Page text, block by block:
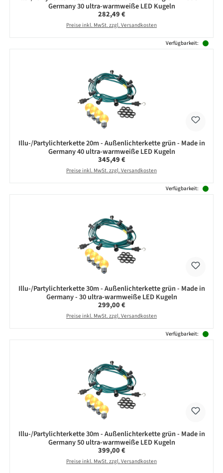
Germany 30 ultra-warmweiße LED Kugeln
Regulärer Preis:
282,49 €
Preise inkl. MwSt. zzgl. Versandkosten
Verfügbarkeit:
Illu-/Partylichterkette 20m - Außenlichterkette grün - Made in
Germany 40 ultra-warmweiße LED Kugeln
Regulärer Preis:
345,49 €
Preise inkl. MwSt. zzgl. Versandkosten
Verfügbarkeit:
Illu-/Partylichterkette 30m - Außenlichterkette grün - Made in
Germany - 30 ultra-warmweiße LED Kugeln
Regulärer Preis:
299,00 €
Preise inkl. MwSt. zzgl. Versandkosten
Verfügbarkeit:
Illu-/Partylichterkette 30m - Außenlichterkette grün - Made in
Germany 50 ultra-warmweiße LED Kugeln
Regulärer Preis:
399,00 €
Preise inkl. MwSt. zzgl. Versandkosten